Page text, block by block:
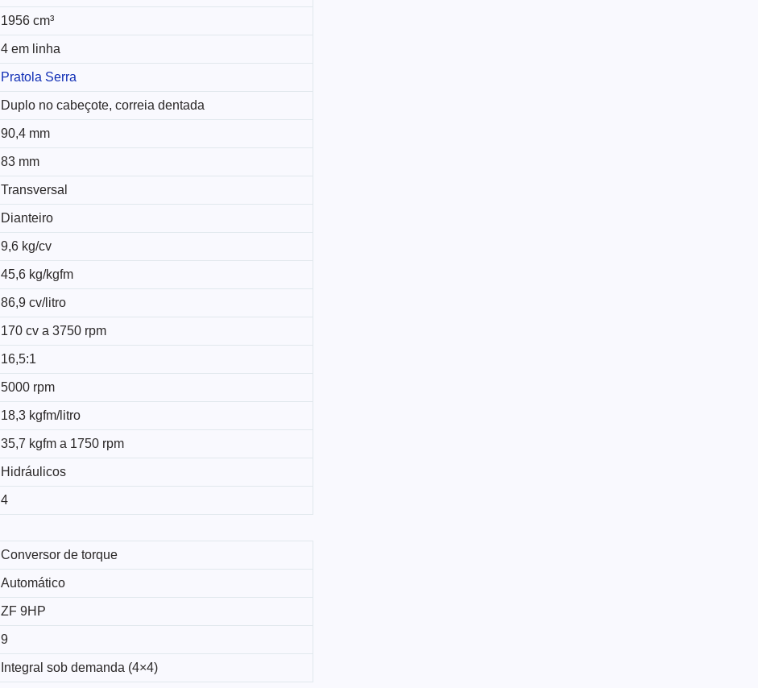
1956 cm³
4 em linha
Pratola Serra
Duplo no cabeçote, correia dentada
90,4 mm
83 mm
Transversal
Dianteiro
9,6 kg/cv
45,6 kg/kgfm
86,9 cv/litro
170 cv a 3750 rpm
16,5:1
5000 rpm
18,3 kgfm/litro
35,7 kgfm a 1750 rpm
Hidráulicos
4
Conversor de torque
Automático
ZF 9HP
9
Integral sob demanda (4×4)